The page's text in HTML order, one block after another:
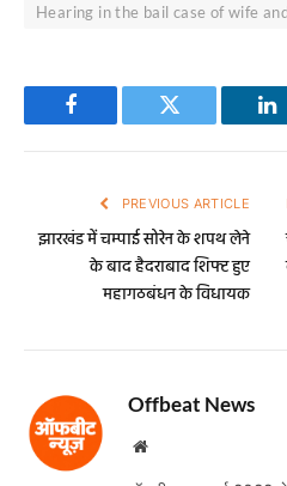
Hearing in the bail case of wife
Facebook Twitter
PREVIOUS ARTICLE
झारखंड में चम्पाई सोरेन के शपथ लेने
के बाद हैदराबाद शिफ्ट हुए
महागठबंधन के विधायक
Offbeat News
Website